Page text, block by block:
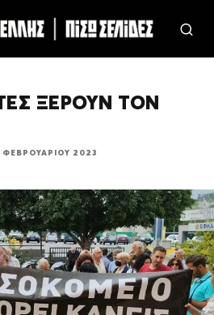
ΞΕΡΟΥΝ ΤΟΝ
ΦΕΒΡΟΥΑΡΊΟΥ 2023